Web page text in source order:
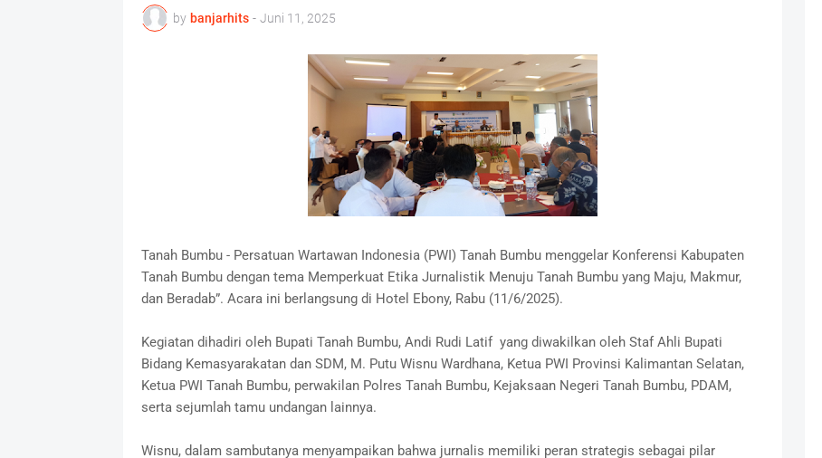
by banjarhits - Juni 11, 2025
Tanah Bumbu - Persatuan Wartawan Indonesia (PWI) Tanah Bumbu menggelar Konferensi Kabupaten
Tanah Bumbu dengan tema Memperkuat Etika Jurnalistik Menuju Tanah Bumbu yang Maju, Makmur,
dan Beradab”. Acara ini berlangsung di Hotel Ebony, Rabu (11/6/2025).
Kegiatan dihadiri oleh Bupati Tanah Bumbu, Andi Rudi Latif yang diwakilkan oleh Staf Ahli Bupati
Bidang Kemasyarakatan dan SDM, M. Putu Wisnu Wardhana, Ketua PWI Provinsi Kalimantan Selatan,
Ketua PWI Tanah Bumbu, perwakilan Polres Tanah Bumbu, Kejaksaan Negeri Tanah Bumbu, PDAM,
serta sejumlah tamu undangan lainnya.
Wisnu, dalam sambutanya menyampaikan bahwa jurnalis memiliki peran strategis sebagai pilar